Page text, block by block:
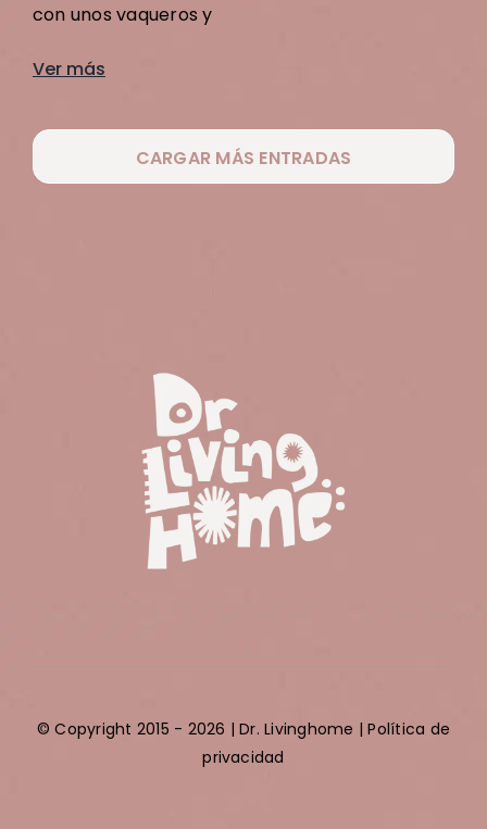
con unos vaqueros y
Ver más
CARGAR MÁS ENTRADAS
© Copyright 2015 - 2026 | Dr. Livinghome |Política de
privacidad